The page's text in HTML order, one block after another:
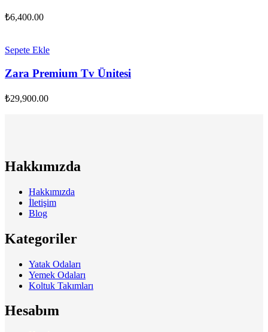
₺6,400.00
Sepete Ekle
Zara Premium Tv Ünitesi
₺29,900.00
Hakkımızda
Hakkımızda
İletişim
Blog
Kategoriler
Yatak Odaları
Yemek Odaları
Koltuk Takımları
Hesabım